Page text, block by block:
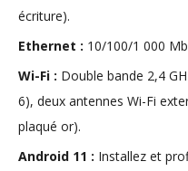
écriture).
Ethernet : 10/100/1 000
Wi-Fi : Double bande 2,4
6), deux antennes Wi-Fi
plaqué or).
Android 11 : Installez et